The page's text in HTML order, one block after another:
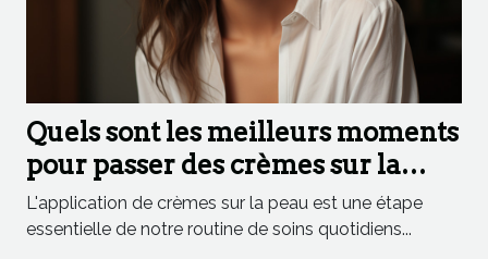
Quels sont les meilleurs moments
pour passer des crèmes sur la
peau ?
L'application de crèmes sur la peau est une étape
essentielle de notre routine de soins quotidiens...